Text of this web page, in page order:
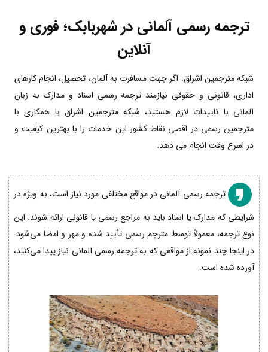
ترجمه رسمی آلمانی در شهربابک؛ فوری و
آنلاین
شبکه مترجمین اشراق: اگر جهت مسافرت به آلمان، تحصیل، انجام کارهای
اداری، قانونی و حقوقی نیازمند ترجمه رسمی اسناد و مدارک به زبان
آلمانی با تاییدات لازم هستید، شبکه مترجمین اشراق با همکاری با
مترجمین رسمی در اقصی نقاط کشور این خدمات را با بهترین کیفیت و
در اسرع وقت انجام می دهد.
ترجمه رسمی آلمانی در مواقع مختلفی مورد نیاز است، به ویژه در
شرایطی که مدارک یا اسناد باید به مراجع رسمی یا قانونی ارائه شوند. این
نوع ترجمه، معمولاً توسط مترجم رسمی تأیید شده و مهر و امضا می‌شود.
در اینجا چند نمونه از مواقعی که به ترجمه رسمی آلمانی نیاز پیدا می‌کنید،
آورده شده است: